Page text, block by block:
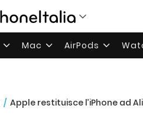
Mac AirPods
/ Apple restituisce l’iPhone ad